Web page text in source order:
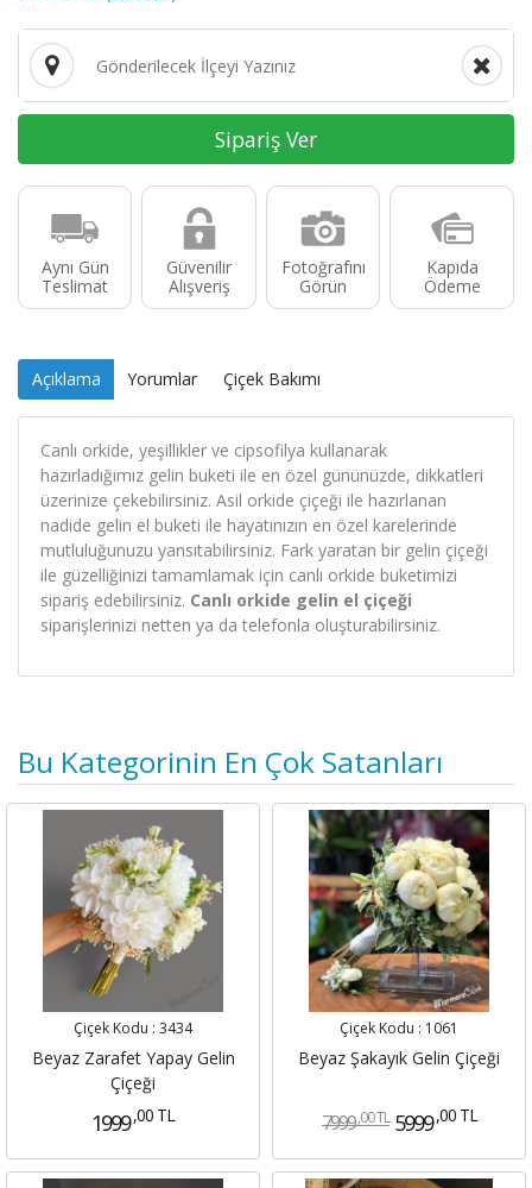
Sipariş Ver
Aynı Gün
Teslimat
Güvenilir
Alışveriş
Fotoğrafını
Görün
Kapıda
Ödeme
Açıklama Yorumlar Çiçek Bakımı
Canlı orkide, yeşillikler ve cipsofilya kullanarak
hazırladığımız gelin buketi ile en özel gününüzde, dikkatleri
üzerinize çekebilirsiniz. Asil orkide çiçeği ile hazırlanan
nadide gelin el buketi ile hayatınızın en özel karelerinde
mutluluğunuzu yansıtabilirsiniz. Fark yaratan bir gelin çiçeği
ile güzelliğinizi tamamlamak için canlı orkide buketimizi
sipariş edebilirsiniz. Canlı orkide gelin el çiçeği
siparişlerinizi netten ya da telefonla oluşturabilirsiniz.
Bu Kategorinin En Çok Satanları
Çiçek Kodu : 3434
Beyaz Zarafet Yapay Gelin
Çiçeği
1999 ,00 TL
Çiçek Kodu : 1061
Beyaz Şakayık Gelin Çiçeği
7999 ,00 TL 5999 ,00 TL